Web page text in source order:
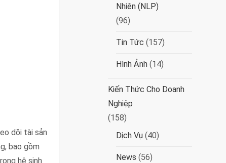
dõi tài sản
bao gồm
hệ sinh
Nhiên (NLP)
(96)
Tin Tức (157)
Hình Ảnh (14)
Kiến Thức Cho Doanh
Nghiệp
(158)
Dịch Vụ (40)
News (56)